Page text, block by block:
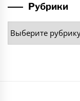
Рубрики
Рубрики